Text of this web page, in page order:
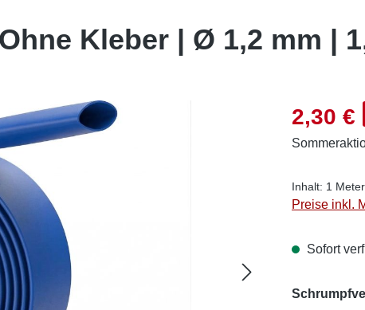
Kleber | Ø 1,2 mm |
2,30 €
Inhalt: 1 Meter
Preise inkl.
Sofort